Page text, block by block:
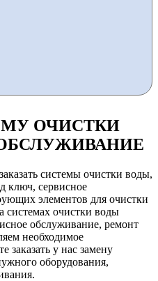
ОЧИСТКИ
системы очистки воды,
ключ, сервисное
элементов для очистки
очистки воды
обслуживание, ремонт
необходимое
заказать у нас замену
оборудования,